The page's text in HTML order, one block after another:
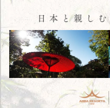
温
館内
アク
新着